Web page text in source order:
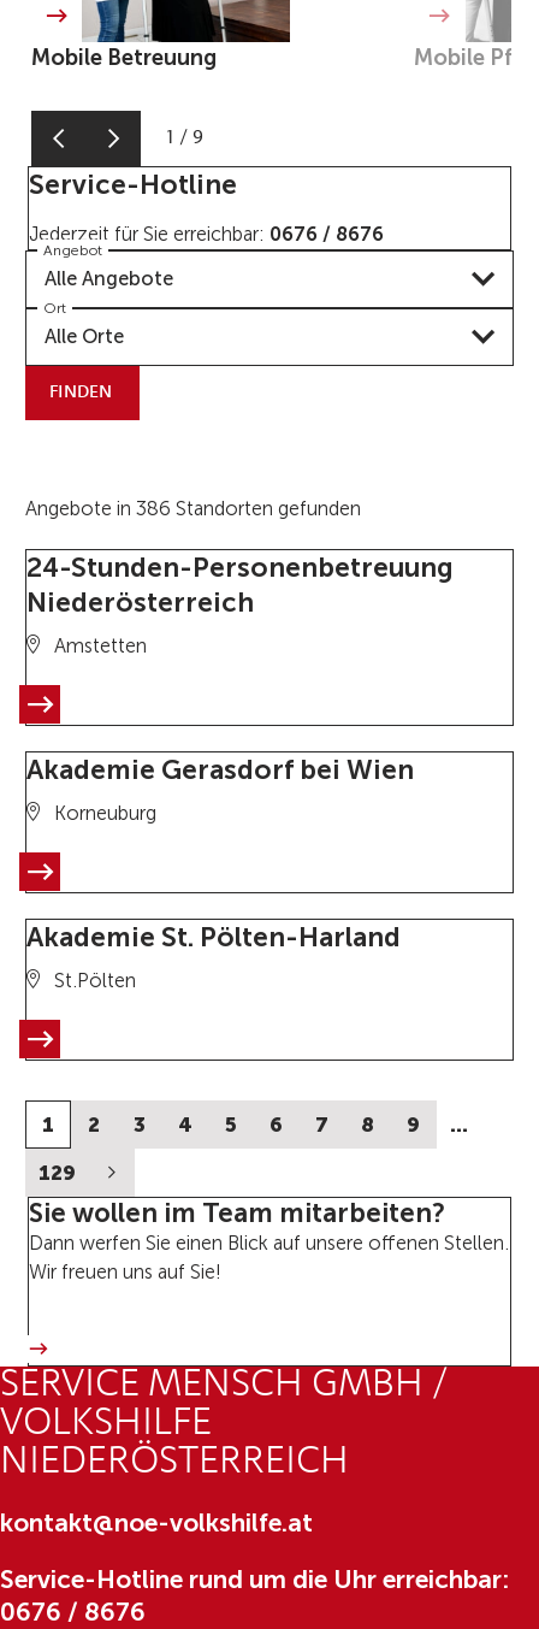
Mobile Betreuung Mobile
1 / 9
Service-Hotline
Jederzeit für Sie erreichbar: 0676 / 8676
Angebot
Alle Angebote
Ort
Alle Orte
FINDEN
Angebote in 386 Standorten gefunden
24-Stunden-Personenbetreuung
Niederösterreich
Amstetten
Akademie Gerasdorf bei Wien
Korneuburg
Akademie St. Pölten-Harland
St.Pölten
1 2 3 4 5 6 7 8 9
…
129
Sie wollen im Team mitarbeiten?
Dann werfen Sie einen Blick auf unsere offenen Stellen.
Wir freuen uns auf Sie!
SERVICE MENSCH GMBH /
VOLKSHILFE
NIEDERÖSTERREICH
kontakt@noe-volkshilfe.at
Service-Hotline rund um die Uhr erreichbar:
0676 / 8676